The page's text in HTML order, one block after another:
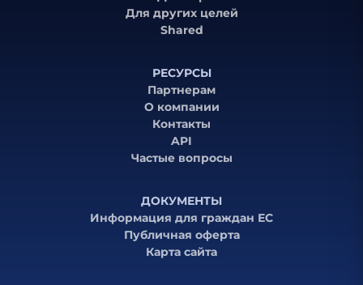
Для других целей
Shared
РЕСУРСЫ
Партнерам
О компании
Контакты
API
Частые вопросы
ДОКУМЕНТЫ
Информация для граждан ЕС
Публичная оферта
Карта сайта